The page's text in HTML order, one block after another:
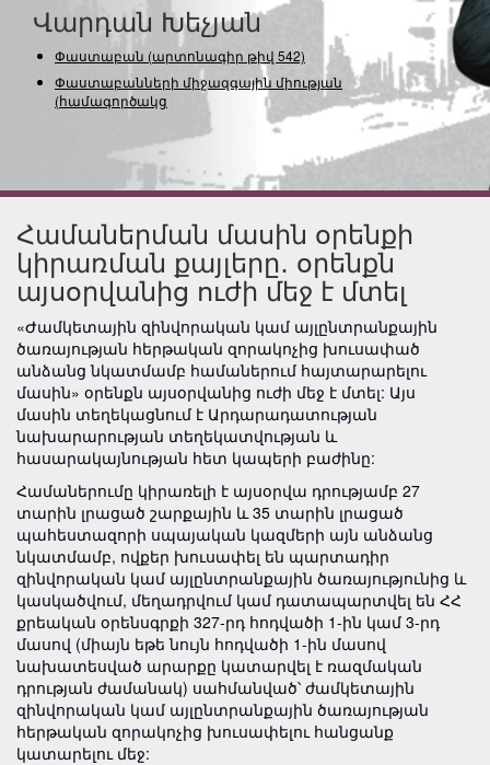
Վարդան Խեչյան
Փաստաբան (արտոնագիր թիվ 542)
Փաստաբանների միջազգային միության
(համագործակցությա
Համաներման մասին օրենքի
կիրառման քայլերը․ օրենքն
այսօրվանից ուժի մեջ է մտել
«Ժամկետային զինվորական կամ այլընտրանքային
ծառայության հերթական զորակոչից խուսափած
անձանց նկատմամբ համաներում հայտարարելու
մասին» օրենքն այսօրվանից ուժի մեջ է մտել: Այս
մասին տեղեկացնում է Արդարադատության
նախարարության տեղեկատվության և
հասարակայնության հետ կապերի բաժինը:
Համաներումը կիրառելի է այսօրվա դրությամբ 27
տարին լրացած շարքային և 35 տարին լրացած
պահեստազորի սպայական կազմերի այն անձանց
նկատմամբ, ովքեր խուսափել են պարտադիր
զինվորական կամ այլընտրանքային ծառայությունից և
կասկածվում, մեղադրվում կամ դատապարտվել են ՀՀ
քրեական օրենսգրքի 327-րդ հոդվածի 1-ին կամ 3-րդ
մասով (միայն եթե նույն հոդվածի 1-ին մասով
նախատեսված արարքը կատարվել է ռազմական
դրության ժամանակ) սահմանված՝ ժամկետային
զինվորական կամ այլընտրանքային ծառայության
հերթական զորակոչից խուսափելու հանցանք
կատարելու մեջ: